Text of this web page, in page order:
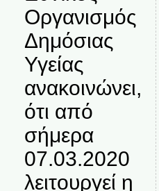
Οργανισμός
Δημόσιας
Υγείας
ανακοινώνει,
ότι από
σήμερα
07.03.2020
λειτουργεί η